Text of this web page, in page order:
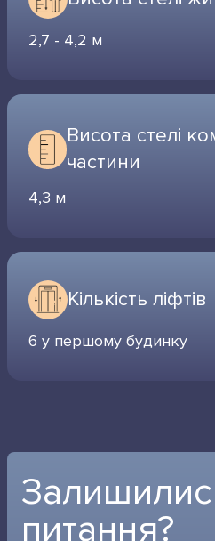
2,7 - 4,2 м
Висота стелі
частини
4,3 м
Кількість ліфтів
6 у першому будинку
питання?